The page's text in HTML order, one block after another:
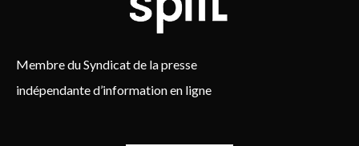
Membre du Syndicat de la presse
indépendante d’information en ligne